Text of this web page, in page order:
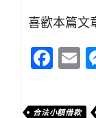
喜歡本篇文
合法小額借款